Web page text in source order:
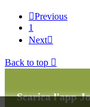
Previous
1
Next
Back to top 
Scarica l'app